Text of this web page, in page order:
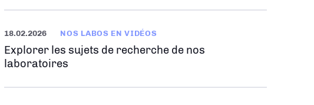
18.02.2026 NOS LABOS EN VIDÉOS
Explorer les sujets de recherche de nos
laboratoires